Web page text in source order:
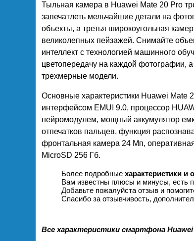
Тыльная камера в Huawei Mate 20 Pro
запечатлеть мельчайшие детали на
объекты, а третья широкоугольная
великолепных пейзажей. Снимайте
интеллект с технологией машинного
цветопередачу на каждой фотографии,
трехмерные модели.
Основные характеристики Huawei
интерфейсом EMUI 9.0, процессор
нейромодулем, мощный аккумулятор
отпечатков пальцев, функция
фронтальная камера 24 Мп,
MicroSD 256 Гб.
Более подробные характеристики и
Вам известны плюсы и минусы, есть
Добавьте пожалуйста отзыв и
Спасибо за отзывчивость,
Все характеристики смартфона Huawei